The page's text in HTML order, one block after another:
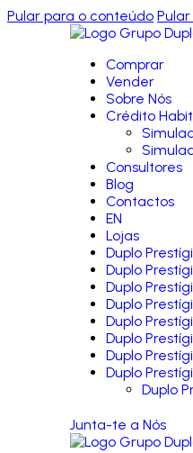
Pular para o conteúdo
Comprar
Vender
Sobre Nós
Crédito
Consultores
Blog
Contactos
EN
Lojas
Duplo
Duplo
Duplo
Duplo
Duplo
Duplo
Duplo
Duplo
Duplo
Junta-te a Nós